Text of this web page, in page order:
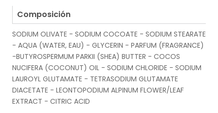
Composición
SODIUM OLIVATE - SODIUM COCOATE - SODIUM STEARATE
- AQUA (WATER, EAU) - GLYCERIN - PARFUM (FRAGRANCE)
-BUTYROSPERMUM PARKII (SHEA) BUTTER - COCOS
NUCIFERA (COCONUT) OIL - SODIUM CHLORIDE - SODIUM
LAUROYL GLUTAMATE - TETRASODIUM GLUTAMATE
DIACETATE - LEONTOPODIUM ALPINUM FLOWER/LEAF
EXTRACT - CITRIC ACID